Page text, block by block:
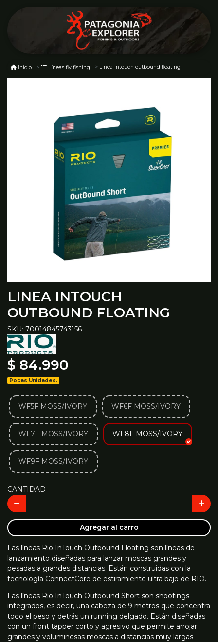
Inicio Líneas fly fishing Linea intouch outbound floating
LINEA INTOUCH
OUTBOUND FLOATING
SKU: 70014845743156
$ 84.990
Pocas Unidades.
WF5F MOSS/IVORY WF6F MOSS/IVORY
WF7F MOSS/IVORY WF8F MOSS/IVORY
WF9F MOSS/IVORY
CANTIDAD
Agregar al carro
Las líneas Rio InTouch Outbound Floating son líneas de
lanzamiento diseñadas para lanzar moscas grandes y
pesadas a grandes distancias. Están construidas con la
tecnología ConnectCore de estiramiento ultra bajo de RIO.
Las líneas Rio InTouch Outbound Short son shootings
integrados, es decir, una cabeza de 9 metros que concentra
todo el peso y detrás un running delgado. Están diseñadas
con un front tapper corto y agresivo que permite arrojar
grandes y voluminosas moscas a distancias muy largas.